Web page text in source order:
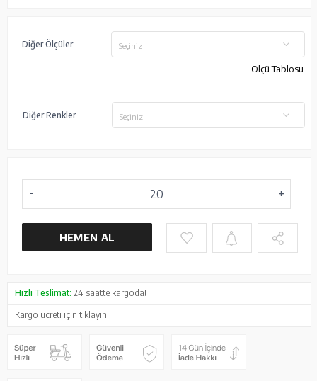
Diğer Ölçüler Seçiniz
Ölçü Tablosu
Diğer Renkler Seçiniz
HEMEN AL
Hızlı Teslimat: 24 saatte kargoda!
Kargo ücreti içintıklayın